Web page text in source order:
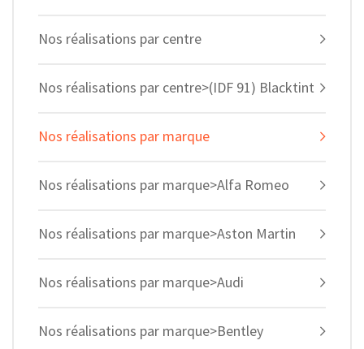
Nos réalisations par centre
Nos réalisations par centre>(IDF 91) Blacktint
Nos réalisations par marque
Nos réalisations par marque>Alfa Romeo
Nos réalisations par marque>Aston Martin
Nos réalisations par marque>Audi
Nos réalisations par marque>Bentley